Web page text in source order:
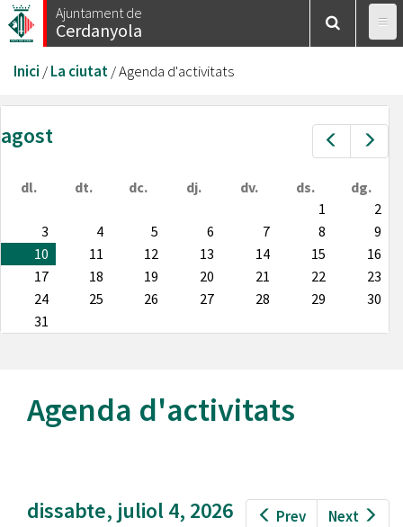
Vés
al
Ajuntament de
Cerdanyola
Esteu
aquí
Inici /La ciutat/Agenda d'activitats
Prev
agost
dl. dt. dc. dj. dv. ds.
dg.
1
2
3
4 5 6 7 8
9
10
11 12 13 14 15
16
17
18 19 20 21 22
23
24
25 26 27 28 29
30
31
Agenda d'activitats
Prev Next
dissabte, juliol 4, 2026